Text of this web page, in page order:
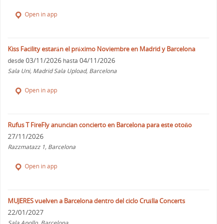
Open in app
Kiss Facility estarán el próximo Noviembre en Madrid y Barcelona
desde 03/11/2026 hasta 04/11/2026
Sala Uni, Madrid Sala Upload, Barcelona
Open in app
Rufus T FireFly anuncian concierto en Barcelona para este otoño
27/11/2026
Razzmatazz 1, Barcelona
Open in app
MUJERES vuelven a Barcelona dentro del ciclo Cruïlla Concerts
22/01/2027